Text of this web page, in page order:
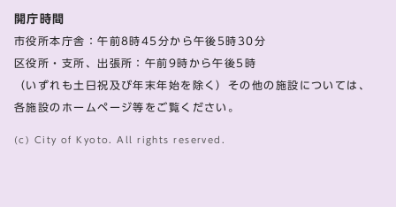
開庁時間
市役所本庁舎：午前8時45分から午後5時30分
区役所・支所、出張所：午前9時から午後5時
（いずれも土日祝及び年末年始を除く）その他の施設については、
各施設のホームページ等をご覧ください。
(c) City of Kyoto. All rights reserved.